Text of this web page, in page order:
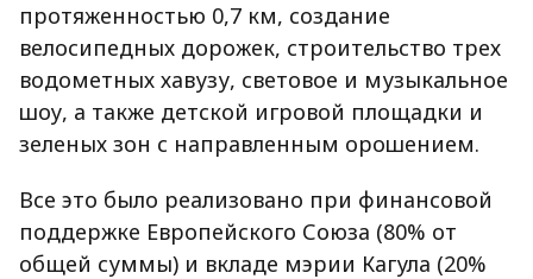
протяженностью 0,7 км, создание
велосипедных дорожек, строительство трех
водометных хавузу, световое и музыкальное
шоу, а также детской игровой площадки и
зеленых зон с направленным орошением.
Все это было реализовано при финансовой
поддержке Европейского Союза (80% от
общей суммы) и вкладе мэрии Кагула (20%